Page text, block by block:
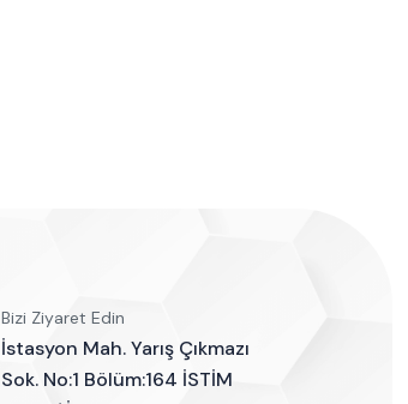
Bizi Ziyaret Edin
İstasyon Mah. Yarış Çıkmazı
Sok. No:1 Bölüm:164 İSTİM